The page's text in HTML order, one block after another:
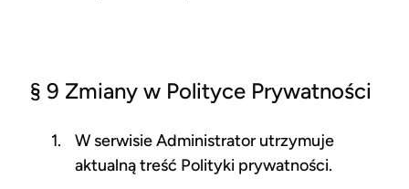
§ 9 Zmiany w Polityce Prywatności
W serwisie Administrator utrzymuje
aktualną treść Polityki prywatności.